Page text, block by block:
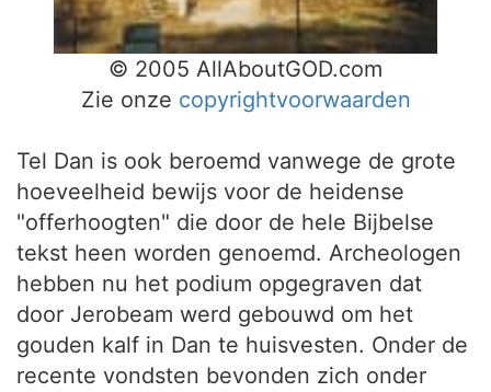
© 2005 AllAboutGOD.com
Zie onze copyrightvoorwaarden
Tel Dan is ook beroemd vanwege de grote
hoeveelheid bewijs voor de heidense
"offerhoogten" die door de hele Bijbelse
tekst heen worden genoemd. Archeologen
hebben nu het podium opgegraven dat
door Jerobeam werd gebouwd om het
gouden kalf in Dan te huisvesten. Onder de
recente vondsten bevonden zich onder